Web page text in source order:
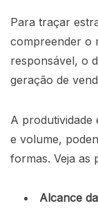
Para traçar
compreender o
responsável, o
geração de
A produtividade
e volume,
formas. Veja as
Alcance